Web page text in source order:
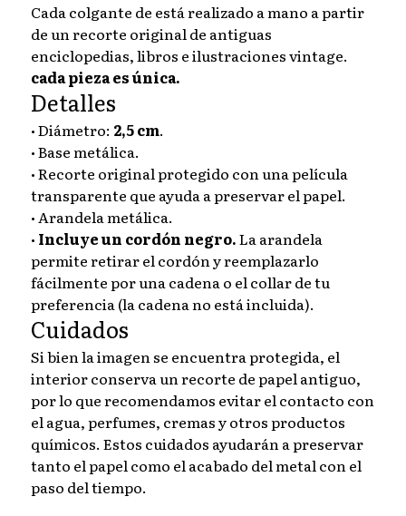
Cada colgante de está realizado a mano a partir
de un recorte original de antiguas
enciclopedias, libros e ilustraciones vintage.
cada pieza es única.
Detalles
• Diámetro: 2,5 cm.
• Base metálica.
• Recorte original protegido con una película
transparente que ayuda a preservar el papel.
• Arandela metálica.
• Incluye un cordón negro.La arandela
permite retirar el cordón y reemplazarlo
fácilmente por una cadena o el collar de tu
preferencia (la cadena no está incluida).
Cuidados
Si bien la imagen se encuentra protegida, el
interior conserva un recorte de papel antiguo,
por lo que recomendamos evitar el contacto con
el agua, perfumes, cremas y otros productos
químicos. Estos cuidados ayudarán a preservar
tanto el papel como el acabado del metal con el
paso del tiempo.